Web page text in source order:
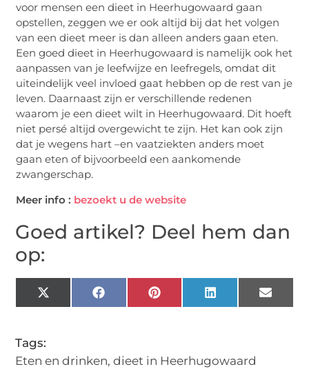
voor mensen een dieet in Heerhugowaard gaan
opstellen, zeggen we er ook altijd bij dat het volgen
van een dieet meer is dan alleen anders gaan eten.
Een goed dieet in Heerhugowaard is namelijk ook het
aanpassen van je leefwijze en leefregels, omdat dit
uiteindelijk veel invloed gaat hebben op de rest van je
leven. Daarnaast zijn er verschillende redenen
waarom je een dieet wilt in Heerhugowaard. Dit hoeft
niet persé altijd overgewicht te zijn. Het kan ook zijn
dat je wegens hart –en vaatziekten anders moet
gaan eten of bijvoorbeeld een aankomende
zwangerschap.
Meer info : bezoekt u de website
Goed artikel? Deel hem dan
op:
X
(Twitter)
FacebookPinterestLinkedIn Email
Tags:
Eten en drinken,dieet in Heerhugowaard